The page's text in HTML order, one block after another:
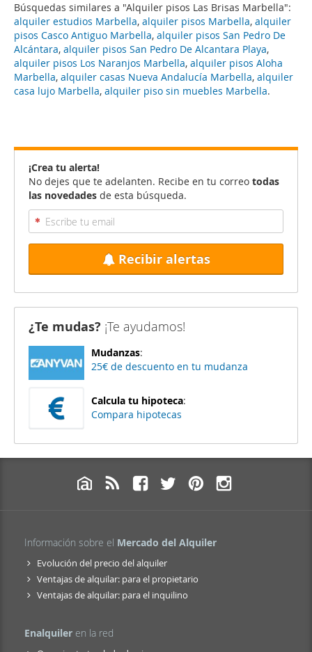
Búsquedas similares a "Alquiler pisos Las Brisas Marbella":
alquiler estudios Marbella, alquiler pisos Marbella, alquiler
pisos Casco Antiguo Marbella, alquiler pisos San Pedro De
Alcántara, alquiler pisos San Pedro De Alcantara Playa,
alquiler pisos Los Naranjos Marbella, alquiler pisos Aloha
Marbella, alquiler casas Nueva Andalucía Marbella, alquiler
casa lujo Marbella, alquiler piso sin muebles Marbella.
¡Crea tu alerta!
No dejes que te adelanten. Recibe en tu correo todas
las novedades de esta búsqueda.
Recibir alertas
¿Te mudas? ¡Te ayudamos!
Mudanzas:
25€ de descuento en tu mudanza
Calcula tu hipoteca:
Compara hipotecas
Información sobre el Mercado del Alquiler
Evolución del precio del alquiler
Ventajas de alquilar: para el propietario
Ventajas de alquilar: para el inquilino
Enalquiler en la red